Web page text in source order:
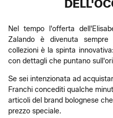
Nel tempo l'offerta
Zalando è divenuta
collezioni è la spinta
con dettagli che puntano
Se sei intenzionata ad
Franchi concediti qualche
articoli del brand bolognese
prezzo speciale.